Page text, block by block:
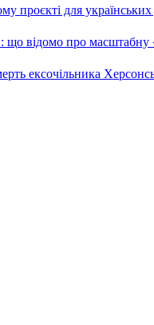
проєкті для українських
що відомо про
ексочільника